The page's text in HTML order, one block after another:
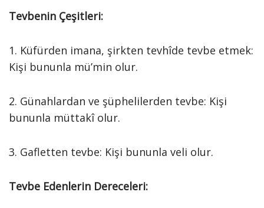
Tevbenin Çeşitleri:
1. Küfürden imana, şirkten tevhîde tevbe etmek:
Kişi bununla mü’min olur.
2. Günahlardan ve şüphelilerden tevbe: Kişi
bununla müttakî olur.
3. Gafletten tevbe: Kişi bununla veli olur.
Tevbe Edenlerin Dereceleri: